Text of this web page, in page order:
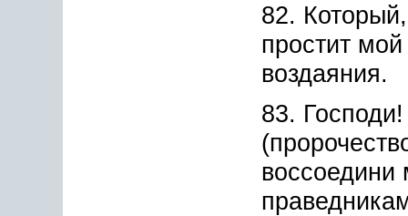
82.
простит
воздаяния.
83.
воссоедини